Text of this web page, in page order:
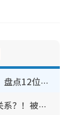
《爱·回家》隐形富豪卧虎藏龙！盘点12位财气逼人的有钱艺人：这位美女3亿身家不愁做
叶泓文拍拖一周年亲口否认情侣关系？！被质疑感情造假竟称GM“普通同事”